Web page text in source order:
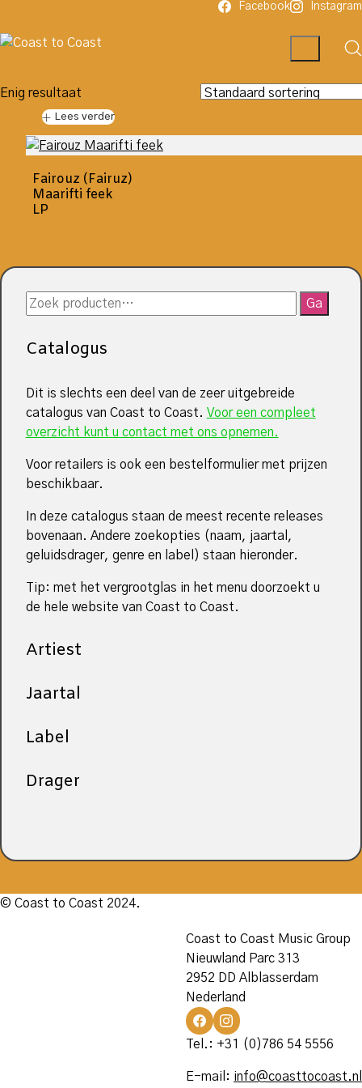
Facebook Instagram
Enig resultaat
Lees verder
Fairouz (Fairuz)
Maarifti feek
LP
Zoeken
naar:
Ga
Catalogus
Dit is slechts een deel van de zeer uitgebreide
catalogus van Coast to Coast. Voor een compleet
overzicht kunt u contact met ons opnemen.
Voor retailers is ook een bestelformulier met prijzen
beschikbaar.
In deze catalogus staan de meest recente releases
bovenaan. Andere zoekopties (naam, jaartal,
geluidsdrager, genre en label) staan hieronder.
Tip: met het vergrootglas in het menu doorzoekt u
de hele website van Coast to Coast.
Artiest
Jaartal
Label
Drager
© Coast to Coast 2024.
Coast to Coast Music Group
Nieuwland Parc 313
2952 DD Alblasserdam
Nederland
Tel.: +31 (0)786 54 5556
E-mail: info@coasttocoast.nl